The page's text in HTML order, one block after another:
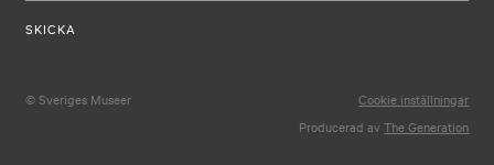
© Sveriges Museer
Cookie inställningar
Producerad avThe Generation